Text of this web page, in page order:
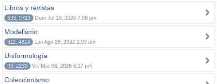
Libros y revistas
593, 3713 Dom Jul 19, 2026 7:08 pm
Modelismo
311, 4814 Lun Ago 29, 2022 2:03 am
Uniformología
93, 2233 Vie Mar 06, 2026 6:17 pm
Coleccionismo